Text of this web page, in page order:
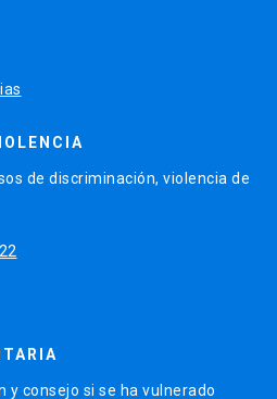
de discriminación, violencia de
consejo si se ha vulnerado